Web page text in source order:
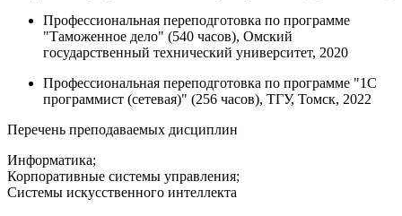
Профессиональная переподготовка по программе
"Таможенное дело" (540 часов), Омский
государственный технический университет, 2020
Профессиональная переподготовка по программе "1C
программист (сетевая)" (256 часов), ТГУ, Томск, 2022
Перечень преподаваемых дисциплин
Информатика;
Корпоративные системы управления;
Системы искусственного интеллекта